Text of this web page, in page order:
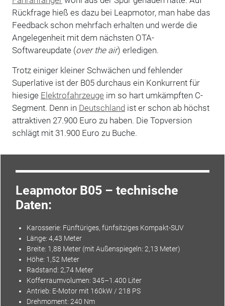
Rückfrage hieß es dazu bei Leapmotor, man habe das
Feedback schon mehrfach erhalten und werde die
Angelegenheit mit dem nächsten OTA-
Softwareupdate (over the air) erledigen.
Trotz einiger kleiner Schwächen und fehlender
Superlative ist der B05 durchaus ein Konkurrent für
hiesige Elektrofahrzeuge im so hart umkämpften C-
Segment. Denn in Deutschland ist er schon ab höchst
attraktiven 27.900 Euro zu haben. Die Topversion
schlägt mit 31.900 Euro zu Buche.
Leapmotor B05 – technische
Daten:
Karosserie: Fünftüriges, fünfsitziges Kompakt-SUV
Länge: 4,43 Meter
Breite: 1,88 Meter (mit Außenspiegeln: 2,13 Meter)
Höhe: 1,52 Meter
Radstand: 2,74 Meter
Kofferraumvolumen: 345–1.400 Liter
Antrieb: E-Motor mit 160kW / 218 PS
Drehmoment: 240 Nm